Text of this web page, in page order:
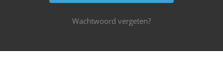
Wachtwoord vergeten?